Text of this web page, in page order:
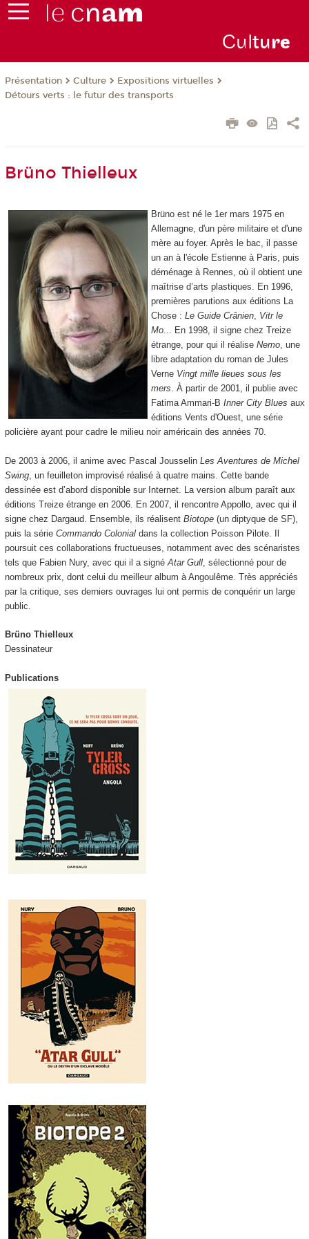
Culture
Présentation Culture
Expositions virtuelles
Détours verts : le futur des transports
Brüno Thielleux
Brüno est né le 1er mars 1975 en
Allemagne, d'un père militaire et d'une
mère au foyer. Après le bac, il passe
un an à l'école Estienne à Paris, puis
déménage à Rennes, où il obtient une
maîtrise d’arts plastiques. En 1996,
premières parutions aux éditions La
Chose : Le Guide Crânien, Vitr le
Mo... En 1998, il signe chez Treize
étrange, pour qui il réalise Nemo, une
libre adaptation du roman de Jules
Verne Vingt mille lieues sous les
mers. À partir de 2001, il publie avec
Fatima Ammari-B Inner City Blues aux
éditions Vents d'Ouest, une série
policière ayant pour cadre le milieu noir américain des années 70.
De 2003 à 2006, il anime avec Pascal Jousselin Les Aventures de Michel
Swing, un feuilleton improvisé réalisé à quatre mains. Cette bande
dessinée est d’abord disponible sur Internet. La version album paraît aux
éditions Treize étrange en 2006. En 2007, il rencontre Appollo, avec qui il
signe chez Dargaud. Ensemble, ils réalisent Biotope(un diptyque de SF),
puis la série Commando Colonialdans la collection Poisson Pilote. Il
poursuit ces collaborations fructueuses, notamment avec des scénaristes
tels que Fabien Nury, avec qui il a signéAtar Gull, sélectionné pour de
nombreux prix, dont celui du meilleur album à Angoulême. Très appréciés
par la critique, ses derniers ouvrages lui ont permis de conquérir un large
public.
Brüno Thielleux
Dessinateur
Publications